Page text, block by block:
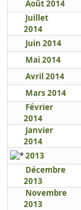
Août 2014
Juillet
2014
Juin 2014
Mai 2014
Avril 2014
Mars 2014
Février
2014
Janvier
2014
2013
Décembre
2013
Novembre
2013